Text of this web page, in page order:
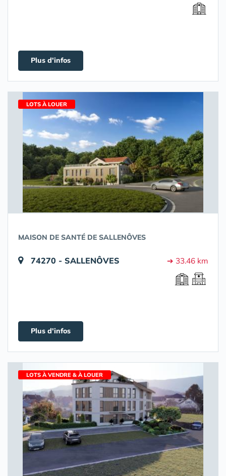
Plus d'infos
LOTS À LOUER
MAISON DE SANTÉ DE SALLENÔVES
74270 - SALLENÔVES ➔ 33.46 km
Plus d'infos
LOTS À VENDRE & À LOUER